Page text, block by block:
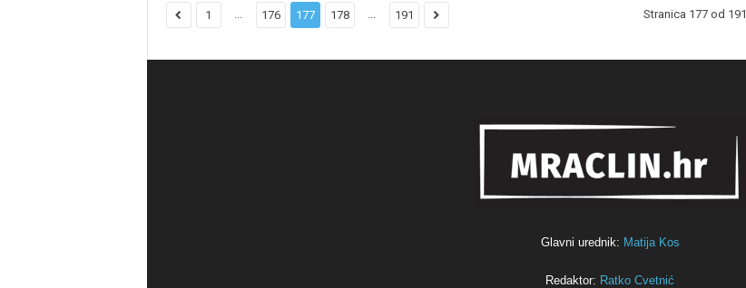
1 176 177 178 191 Stranica 177 od 191
Glavni urednik: Matija Kos
Redaktor: Ratko Cvetnić